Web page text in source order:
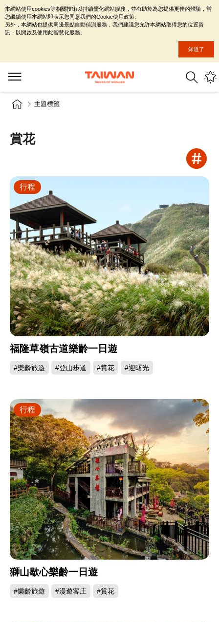
主題標籤
賞花
福隆草嶺古道樂齡一日遊
#樂齡旅遊 #登山步道 #賞花 #迎曙光
行程
獅山歇心樂齡一日遊
#樂齡旅遊 #漫遊客庄 #賞花
行程
本網站使用cookies等相關技術以持續優化網站服務，並有助於為您提供更佳的體驗，當
您繼續使用本網站即表示您同意我們的Cookie使用政策。
另外，本網站也提供周邊景點自動偵測服務，我們建議您允許本網站取得您的位置資
訊，以開啟及使用此智慧化服務。
知道了